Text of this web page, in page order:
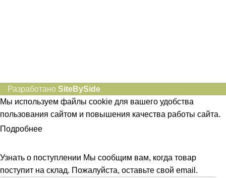
Разработано SiteBySide
Мы используем файлы cookie для вашего удобства
пользования сайтом и повышения качества работы сайта.
Подробнее
Узнать о поступлении Мы сообщим вам, когда товар
поступит на склад. Пожалуйста, оставьте свой email.